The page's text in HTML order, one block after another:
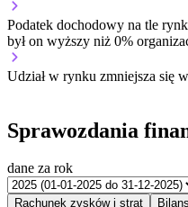
Podatek dochodowy na tle
był on wyższy niż 0%
Udział w rynku zmniejsza się
Sprawozdania
dane za rok
Rachunek zysków i strat Bilans